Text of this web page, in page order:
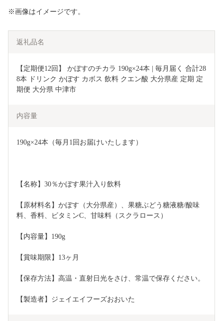
※画像はイメージです。
返礼品名
【定期便12回】 かぼすのチカラ 190g×24本 | 毎月届く 合計28
8本 ドリンク かぼす カボス 飲料 クエン酸 大分県産 定期 定
期便 大分県 中津市
内容量
190g×24本（毎月1回お届けいたします）
【名称】30％かぼす果汁入り飲料
【原材料名】かぼす（大分県産）、果糖ぶどう糖液糖/酸味
料、香料、ビタミンC、甘味料（スクラロース）
【内容量】190g
【賞味期限】13ヶ月
【保存方法】高温・直射日光をさけ、常温で保存ください。
【製造者】ジェイエイフーズおおいた